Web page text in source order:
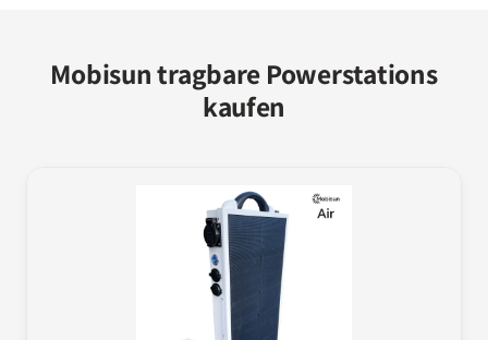
Mobisun tragbare Powerstations
kaufen